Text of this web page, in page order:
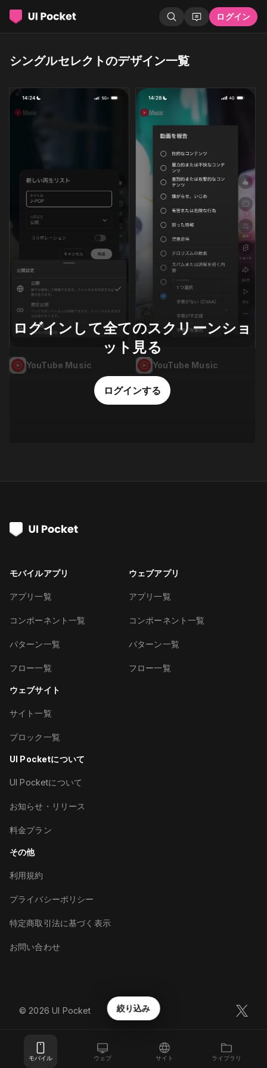
ログイン
モバイル ウェブ サイト ライブラリ
絞り込み
シングルセレクトのデザイン一覧
YouTube Music YouTube Music
ログインして全てのスクリーンショ
ット見る
ログインする
モバイルアプリ
アプリ一覧
コンポーネント一覧
パターン一覧
フロー一覧
ウェブアプリ
アプリ一覧
コンポーネント一覧
パターン一覧
フロー一覧
ウェブサイト
サイト一覧
ブロック一覧
UI Pocketについて
UI Pocketについて
お知らせ・リリース
料金プラン
その他
利用規約
プライバシーポリシー
特定商取引法に基づく表示
お問い合わせ
©︎ 2026 UI Pocket